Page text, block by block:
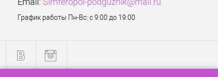
График работы Пн-Вс: с 9:00 до 19:00